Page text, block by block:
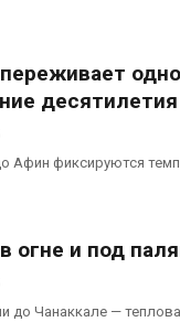
десятилетия
Афин фиксируются
огне и под
до Чанаккале —